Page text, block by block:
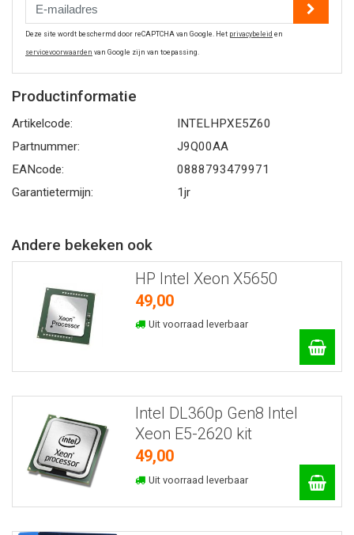
Deze site wordt beschermd door reCAPTCHA van Google. Het privacybeleid en
servicevoorwaarden van Google zijn van toepassing.
Productinformatie
Artikelcode:
INTELHPXE5Z60
Partnummer:
J9Q00AA
EANcode:
0888793479971
Garantietermijn:
1jr
Andere bekeken ook
HP Intel Xeon X5650
49,00
Uit voorraad leverbaar
Intel DL360p Gen8 Intel
Xeon E5-2620 kit
49,00
Uit voorraad leverbaar